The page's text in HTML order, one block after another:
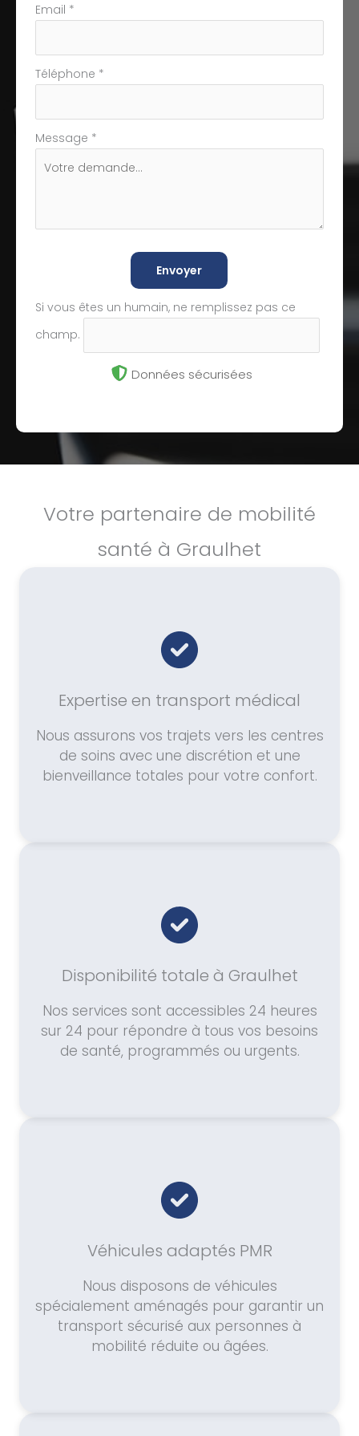
Email *
Téléphone *
Message *
Envoyer
Si vous êtes un humain, ne remplissez pas ce
champ.
Données sécurisées
Votre partenaire de mobilité
santé à Graulhet
Expertise en transport médical
Nous assurons vos trajets vers les centres
de soins avec une discrétion et une
bienveillance totales pour votre confort.
Disponibilité totale à Graulhet
Nos services sont accessibles 24 heures
sur 24 pour répondre à tous vos besoins
de santé, programmés ou urgents.
Véhicules adaptés PMR
Nous disposons de véhicules
spécialement aménagés pour garantir un
transport sécurisé aux personnes à
mobilité réduite ou âgées.